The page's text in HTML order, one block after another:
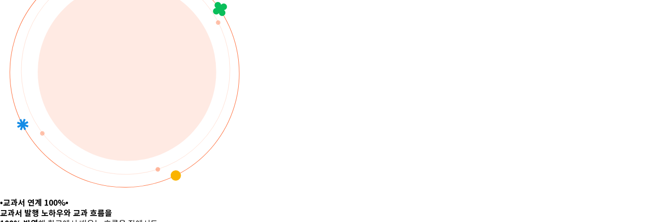
•교과서 연계 100%•
교과서 발행 노하우와 교과 흐름을